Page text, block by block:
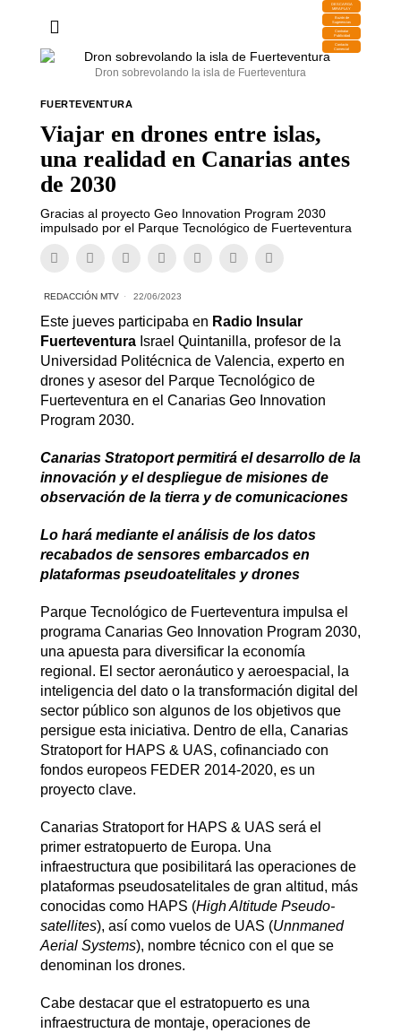
DESCARGA
MIRAPLAY
Buzón de
Sugerencias
Contratar
Publicidad
Contacto
Comercial
Dron sobrevolando la isla de Fuerteventura
FUERTEVENTURA
Viajar en drones entre islas,
una realidad en Canarias antes
de 2030
Gracias al proyecto Geo Innovation Program 2030
impulsado por el Parque Tecnológico de Fuerteventura
REDACCIÓN MTV 22/06/2023
Este jueves participaba en Radio Insular
FuerteventuraIsrael Quintanilla, profesor de la
Universidad Politécnica de Valencia, experto en
drones y asesor del Parque Tecnológico de
Fuerteventura en el Canarias Geo Innovation
Program 2030.
Canarias Stratoport permitirá el desarrollo de la
innovación y el despliegue de misiones de
observación de la tierra y de comunicaciones
Lo hará mediante el análisis de los datos
recabados de sensores embarcados en
plataformas pseudoatelitales y drones
Parque Tecnológico de Fuerteventura impulsa el
programa Canarias Geo Innovation Program 2030,
una apuesta para diversificar la economía
regional. El sector aeronáutico y aeroespacial, la
inteligencia del dato o la transformación digital del
sector público son algunos de los objetivos que
persigue esta iniciativa. Dentro de ella, Canarias
Stratoport for HAPS & UAS, cofinanciado con
fondos europeos FEDER 2014-2020, es un
proyecto clave.
Canarias Stratoport for HAPS & UAS será el
primer estratopuerto de Europa. Una
infraestructura que posibilitará las operaciones de
plataformas pseudosatelitales de gran altitud, más
conocidas como HAPS (High Altitude Pseudo-
satellites), así como vuelos de UAS (Unnmaned
Aerial Systems), nombre técnico con el que se
denominan los drones.
Cabe destacar que el estratopuerto es una
infraestructura de montaje, operaciones de